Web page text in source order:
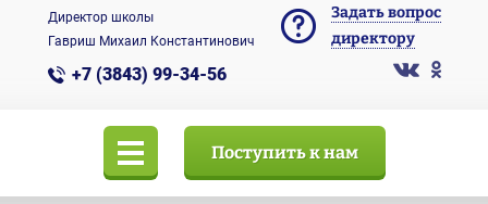
Директор школы
Гавриш Михаил Константинович
+7 (3843) 99-34-56
Задать вопрос
директору
Поступить к нам